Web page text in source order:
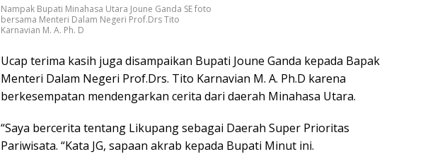
Nampak Bupati Minahasa Utara Joune Ganda SE foto
bersama Menteri Dalam Negeri Prof.Drs Tito
Karnavian M. A. Ph. D
Ucap terima kasih juga disampaikan Bupati Joune Ganda kepada Bapak
Menteri Dalam Negeri Prof.Drs. Tito Karnavian M. A. Ph.D karena
berkesempatan mendengarkan cerita dari daerah Minahasa Utara.
“Saya bercerita tentang Likupang sebagai Daerah Super Prioritas
Pariwisata. “Kata JG, sapaan akrab kepada Bupati Minut ini.